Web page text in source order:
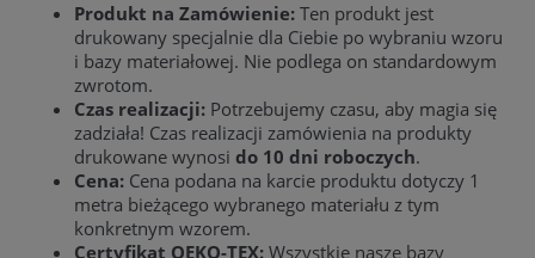
Produkt na Zamówienie: Ten produkt jest
drukowany specjalnie dla Ciebie po wybraniu wzoru
i bazy materiałowej. Nie podlega on standardowym
zwrotom.
Czas realizacji: Potrzebujemy czasu, aby magia się
zadziała! Czas realizacji zamówienia na produkty
drukowane wynosi do 10 dni roboczych.
Cena: Cena podana na karcie produktu dotyczy 1
metra bieżącego wybranego materiału z tym
konkretnym wzorem.
Certyfikat OEKO-TEX: Wszystkie nasze bazy